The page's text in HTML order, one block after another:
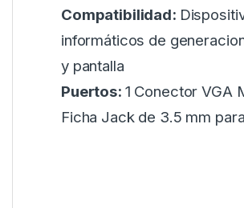
Compatibilidad:
informáticos de
y pantalla
Puertos: 1 Conector VGA
Ficha Jack de 3.5 mm